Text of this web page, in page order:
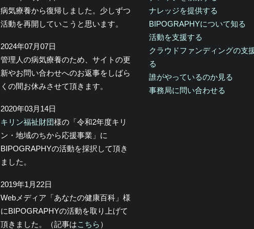
病気療養から復帰しました。少しずつ
活動を再開していこうと思います。
2024年07月07日
管理人の病気療養のため、サイトの更
新やお問い合わせへのお返事をしばら
くの間お休みさせて頂きます。
2020年03月14日
キリン福祉財団様の「令和2年度キリ
ン・地域のちから応援事業」に
BIPOGRAPHYの活動を採択して頂き
ました。
2019年1月22日
Webメディア「あなたの健康百科」様
にBIPOGRAPHYの活動を取り上げて
頂きました。（記事はこちら ）
ナレッジを提供する
BIPOGRAPHYについて知る
活動を支援する
クラウドファンディングの支
る
誰がやっているのか見る
事務局に問い合わせる